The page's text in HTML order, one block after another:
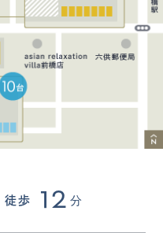
徒歩 12 分